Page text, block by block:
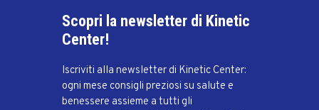
Scopri la newsletter di Kinetic
Center!
Iscriviti alla newsletter di Kinetic Center:
ogni mese consigli preziosi su salute e
benessere assieme a tutti gli